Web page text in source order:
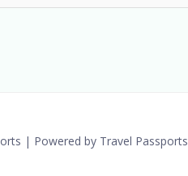
| Powered by Travel Passports